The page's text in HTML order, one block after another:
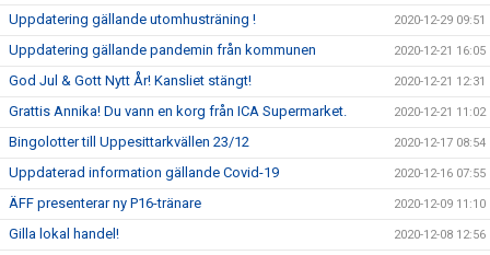
Uppdatering gällande utomhusträning ! 2020-12-29 09:51
Uppdatering gällande pandemin från kommunen 2020-12-21 16:05
God Jul & Gott Nytt År! Kansliet stängt! 2020-12-21 12:31
Grattis Annika! Du vann en korg från ICA Supermarket. 2020-12-21 11:02
Bingolotter till Uppesittarkvällen 23/12 2020-12-17 08:54
Uppdaterad information gällande Covid-19 2020-12-16 07:55
ÄFF presenterar ny P16-tränare 2020-12-09 11:10
Gilla lokal handel! 2020-12-08 12:56